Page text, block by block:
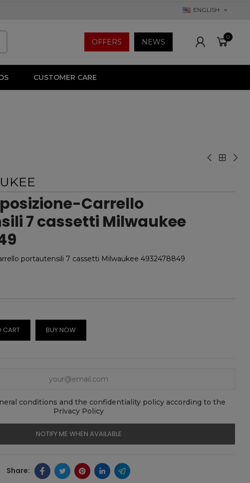
ENGLISH
OFFERS NEWS
0
CUSTOMER CARE
Carrello
7 cassetti Milwaukee
portautensili 7 cassetti Milwaukee 4932478849
CART BUY NOW
conditions and the confidentiality policy according to the
Privacy Policy
NOTIFY ME WHEN AVAILABLE